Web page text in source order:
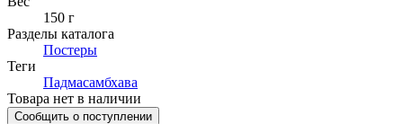
150 г
Разделы каталога
Постеры
Теги
Падмасамбхава
Товара нет в наличии
Сообщить о поступлении